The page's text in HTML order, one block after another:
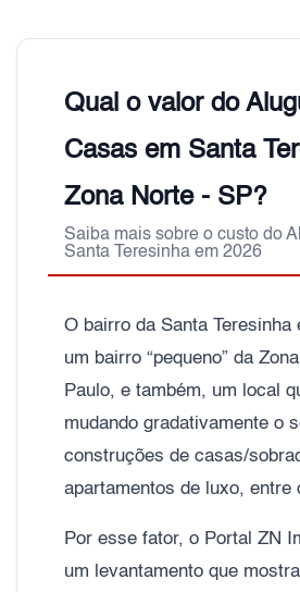
Qual o valor do
Casas em Santa
Zona Norte - SP?
Saiba mais sobre o custo do
Santa Teresinha em 2026
O bairro da Santa Teresinha
um bairro “pequeno” da
Paulo, e também, um local
mudando gradativamente o
construções de casas/
apartamentos de luxo, entre
Por esse fator, o Portal ZN
um levantamento que